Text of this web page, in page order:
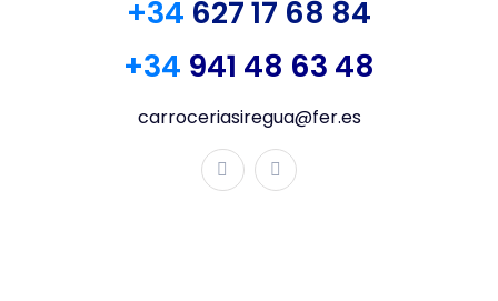
+34 627 17 68 84
+34 941 48 63 48
carroceriasiregua@fer.es